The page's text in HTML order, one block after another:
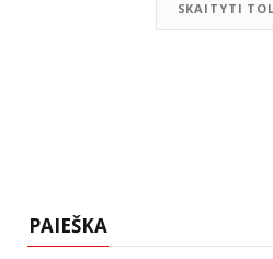
SKAITYTI
PAIEŠKA